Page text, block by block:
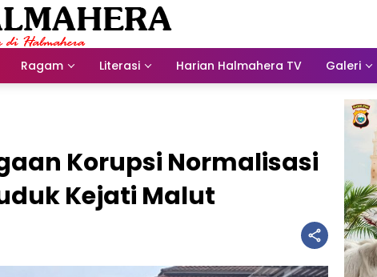
Ragam Literasi Harian Halmahera TV Galeri
Korupsi Normalisasi
Kejati Malut